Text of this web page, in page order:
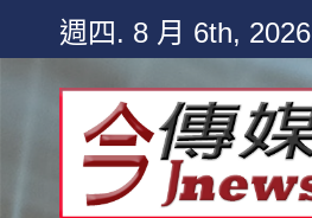
content
週四. 8 月 6th, 2026